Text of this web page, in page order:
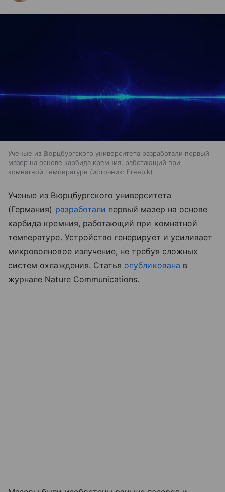
Ученые из Вюрцбургского университета разработали первый
мазер на основе карбида кремния, работающий при
комнатной температуре
источник: Freepik
Ученые из Вюрцбургского университета
(Германия) разработали первый мазер на основе
карбида кремния, работающий при комнатной
температуре. Устройство генерирует и усиливает
микроволновое излучение, не требуя сложных
систем охлаждения. Статья опубликована в
журнале Nature Communications.